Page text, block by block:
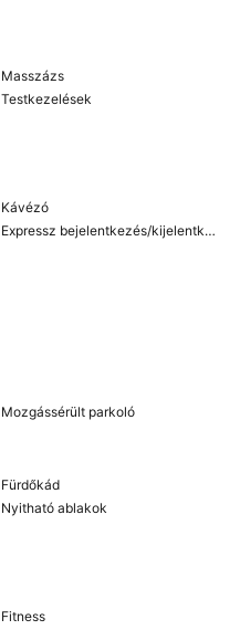
Masszázs
Testkezelések
Kávézó
Expressz bejelentkezés/kijelentkezés
Mozgássérült parkoló
Fürdőkád
Nyitható ablakok
Fitness